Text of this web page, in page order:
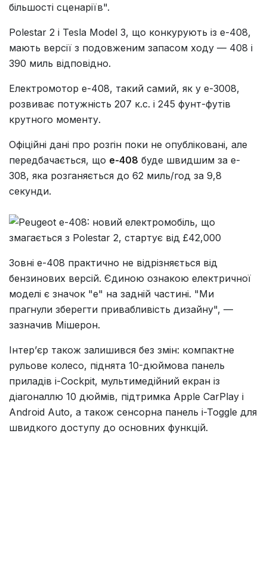
більшості сценаріїв".
Polestar 2 і Tesla Model 3, що конкурують із e-408,
мають версії з подовженим запасом ходу — 408 і
390 миль відповідно.
Електромотор e-408, такий самий, як у e-3008,
розвиває потужність 207 к.с. і 245 фунт-футів
крутного моменту.
Офіційні дані про розгін поки не опубліковані, але
передбачається, що e-408 буде швидшим за e-
308, яка розганяється до 62 миль/год за 9,8
секунди.
Зовні e-408 практично не відрізняється від
бензинових версій. Єдиною ознакою електричної
моделі є значок "e" на задній частині. "Ми
прагнули зберегти привабливість дизайну", —
зазначив Мішерон.
Інтер’єр також залишився без змін: компактне
рульове колесо, піднята 10-дюймова панель
приладів i-Cockpit, мультимедійний екран із
діагоналлю 10 дюймів, підтримка Apple CarPlay і
Android Auto, а також сенсорна панель i-Toggle для
швидкого доступу до основних функцій.